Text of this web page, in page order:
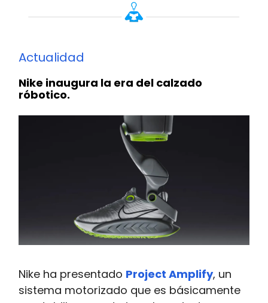
Actualidad
Nike inaugura la era del calzado
róbotico.
Nike ha presentado Project Amplify, un
sistema motorizado que es básicamente